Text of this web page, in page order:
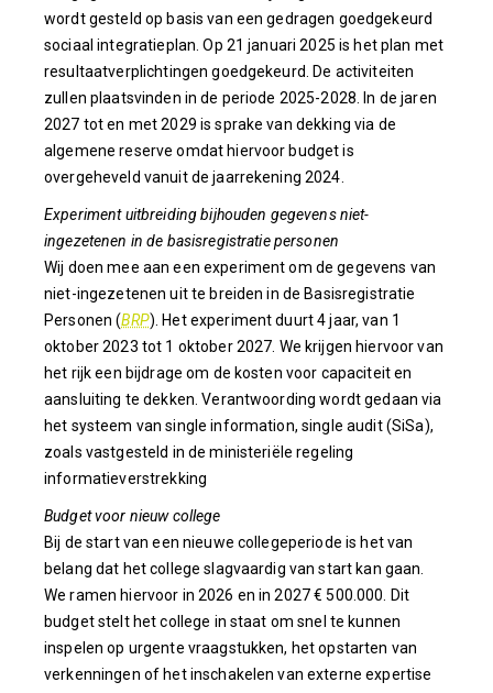
wordt gesteld op basis van een gedragen goedgekeurd
sociaal integratieplan. Op 21 januari 2025 is het plan met
resultaatverplichtingen goedgekeurd. De activiteiten
zullen plaatsvinden in de periode 2025-2028. In de jaren
2027 tot en met 2029 is sprake van dekking via de
algemene reserve omdat hiervoor budget is
overgeheveld vanuit de jaarrekening 2024.
Experiment uitbreiding bijhouden gegevens niet-
ingezetenen in de basisregistratie personen
Wij doen mee aan een experiment om de gegevens van
niet-ingezetenen uit te breiden in de Basisregistratie
Personen (BRP). Het experiment duurt 4 jaar, van 1
oktober 2023 tot 1 oktober 2027. We krijgen hiervoor van
het rijk een bijdrage om de kosten voor capaciteit en
aansluiting te dekken. Verantwoording wordt gedaan via
het systeem van single information, single audit (SiSa),
zoals vastgesteld in de ministeriële regeling
informatieverstrekking
Budget voor nieuw college
Bij de start van een nieuwe collegeperiode is het van
belang dat het college slagvaardig van start kan gaan.
We ramen hiervoor in 2026 en in 2027 € 500.000. Dit
budget stelt het college in staat om snel te kunnen
inspelen op urgente vraagstukken, het opstarten van
verkenningen of het inschakelen van externe expertise